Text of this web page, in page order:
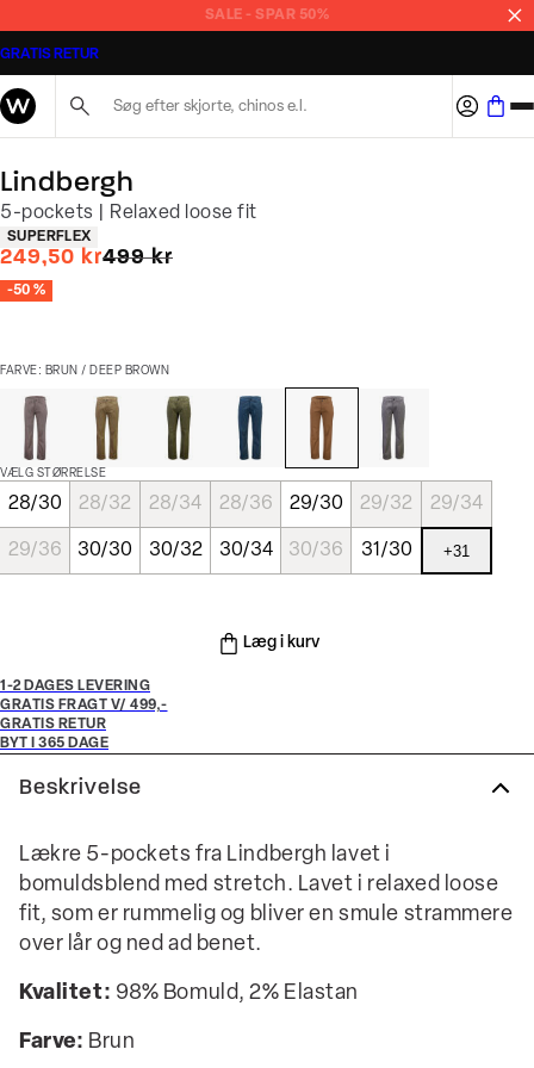
SALE - SPAR 50%
GRATIS RETUR
Lindbergh
5-pockets | Relaxed loose fit
Produkt egenskaber
SUPERFLEX
249,50 krI alt (uden rabat)
499 kr
-50 %
FARVE: BRUN / DEEP BROWN
VÆLG STØRRELSE
28/30 28/32 28/34 28/36 29/30 29/32 29/34
29/36 30/30 30/32 30/34 30/36 31/30 +31
Læg i kurv
1-2 DAGES LEVERING
GRATIS FRAGT V/ 499,-
GRATIS RETUR
BYT I 365 DAGE
Beskrivelse
Lækre 5-pockets fra Lindbergh lavet i
bomuldsblend med stretch. Lavet i relaxed loose
fit, som er rummelig og bliver en smule strammere
over lår og ned ad benet.
Kvalitet: 98% Bomuld, 2% Elastan
Farve: Brun